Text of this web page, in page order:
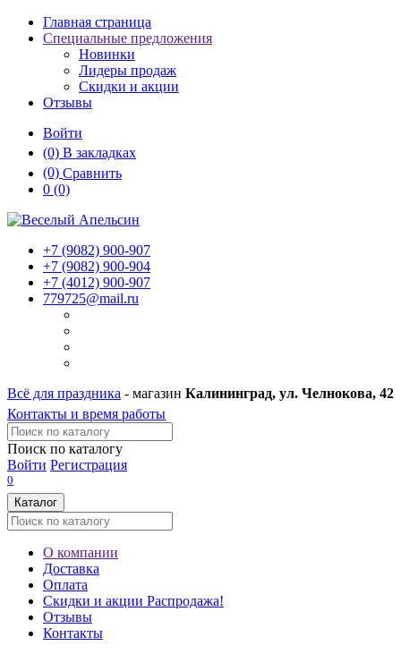
Главная страница
Специальные предложения
Новинки
Лидеры продаж
Скидки и акции
Отзывы
Войти
(0) В закладках
(0) Сравнить
0 (0)
+7 (9082) 900-907
+7 (9082) 900-904
+7 (4012) 900-907
779725@mail.ru
Всё для праздника - магазин Калининград, ул. Челнокова, 42
Контакты и время работы
Поиск по каталогу
Войти Регистрация
0
Каталог
О компании
Доставка
Оплата
Скидки и акции Распродажа!
Отзывы
Контакты